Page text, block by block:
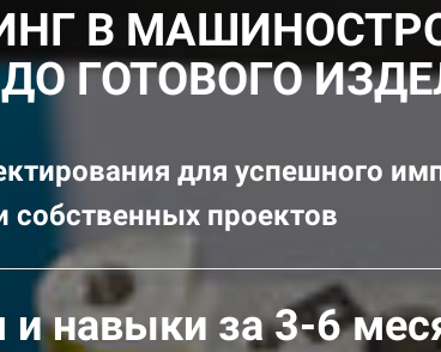
В
ГОТОВОГО
для успешного
собственных проектов
навыки за 3-6